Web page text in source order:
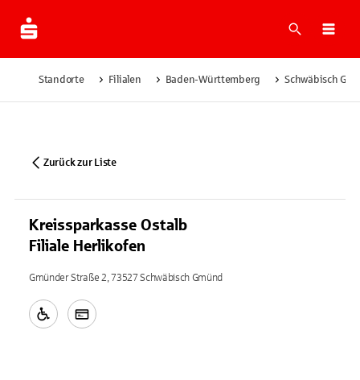
Suche
Standorte Filialen Baden-Württemberg Schwäbisch
Zurück zur Liste
Kreissparkasse Ostalb
Filiale Herlikofen
Gmünder Straße 2, 73527 Schwäbisch Gmünd